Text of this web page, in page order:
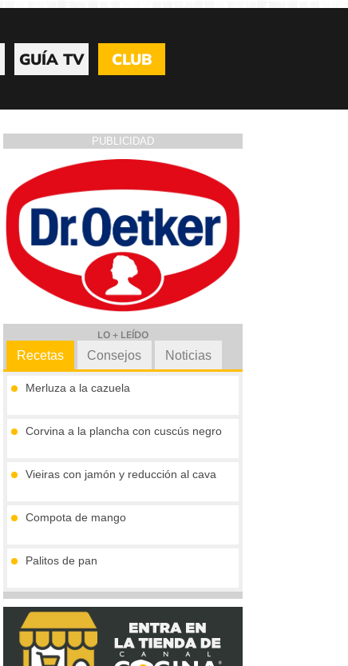
GUÍA TV CLUB
PUBLICIDAD
LO + LEÍDO
Recetas
Merluza a la cazuela
Corvina a la plancha con cuscús negro
Vieiras con jamón y reducción al cava
Compota de mango
Palitos de pan
Tronco de chocolate y turrón (sin gluten)
Consejos Noticias